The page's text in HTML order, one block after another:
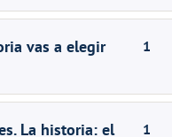
vas a elegir
1
La historia: el
1